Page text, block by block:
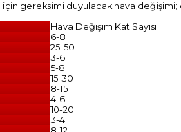
için gereksimi duyulacak hava
Hava Değişim Kat Sayısı
6-8
25-50
3-6
5-8
15-30
8-15
4-6
10-20
3-4